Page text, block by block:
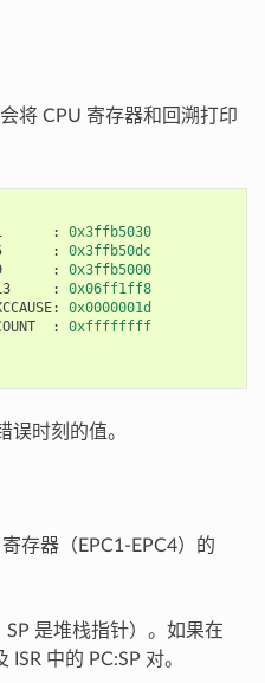
将 CPU 寄存器和回溯打印
:
0x3ffb5030
:
0x3ffb50dc
:
0x3ffb5000
:
0x06ff1ff8
:
0x0000001d
: 0xffffffff
误时刻的值。
存器（EPC1-EPC4）的
是堆栈指针）。如果在
中的 PC:SP 对。